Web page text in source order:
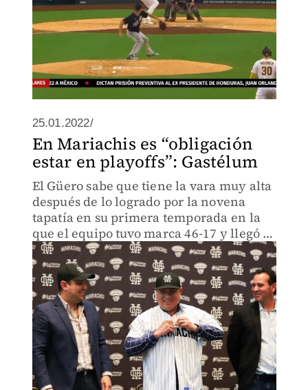
25.01.2022/
En Mariachis es “obligación
estar en playoffs”: Gastélum
El Güero sabe que tiene la vara muy alta
después de lo logrado por la novena
tapatía en su primera temporada en la
que el equipo tuvo marca 46-17 y llegó a
la final del norte.